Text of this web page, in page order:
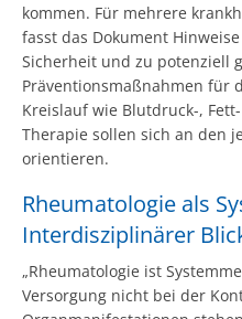
kommen. Für mehrere
fasst das Dokument
Sicherheit und zu potenziell
Präventionsmaßnahmen für
Kreislauf wie Blutdruck-,
Therapie sollen sich an den
orientieren.
Rheumatologie als
Interdisziplinärer
„Rheumatologie ist
Versorgung nicht bei der